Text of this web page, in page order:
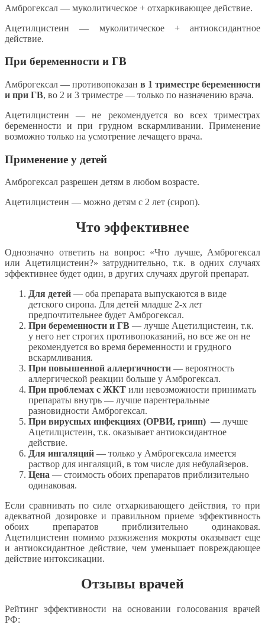
Амброгексал — муколитическое + отхаркивающее действие.
Ацетилцистеин — муколитическое + антиоксидантное
действие.
При беременности и ГВ
Амброгексал — противопоказан в 1 триместре беременности
и при ГВ, во 2 и 3 триместре — только по назначению врача.
Ацетилцистеин — не рекомендуется во всех триместрах
беременности и при грудном вскармливании. Применение
возможно только на усмотрение лечащего врача.
Применение у детей
Амброгексал разрешен детям в любом возрасте.
Ацетилцистеин — можно детям с 2 лет (сироп).
Что эффективнее
Однозначно ответить на вопрос: «Что лучше, Амброгексал
или Ацетилцистеин?» затруднительно, т.к. в одних случаях
эффективнее будет один, в других случаях другой препарат.
Для детей — оба препарата выпускаются в виде
детского сиропа. Для детей младше 2-х лет
предпочтительнее будет Амброгексал.
При беременности и ГВ — лучше Ацетилцистеин, т.к.
у него нет строгих противопоказаний, но все же он не
рекомендуется во время беременности и грудного
вскармливания.
При повышенной аллергичности — вероятность
аллергической реакции больше у Амброгексал.
При проблемах с ЖКТ или невозможности принимать
препараты внутрь — лучше парентеральные
разновидности Амброгексал.
При вирусных инфекциях (ОРВИ, грипп) — лучше
Ацетилцистеин, т.к. оказывает антиоксидантное
действие.
Для ингаляций — только у Амброгексала имеется
раствор для ингаляций, в том числе для небулайзеров.
Цена — стоимость обоих препаратов приблизительно
одинаковая.
Если сравнивать по силе отхаркивающего действия, то при
адекватной дозировке и правильном приеме эффективность
обоих препаратов приблизительно одинаковая.
Ацетилцистеин помимо разжижения мокроты оказывает еще
и антиоксидантное действие, чем уменьшает повреждающее
действие интоксикации.
Отзывы врачей
Рейтинг эффективности на основании голосования врачей
РФ: